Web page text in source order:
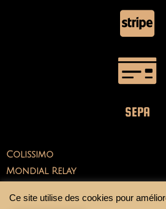
SEPA
Colissimo
Mondial Relay
Ce site utilise des cookies pour